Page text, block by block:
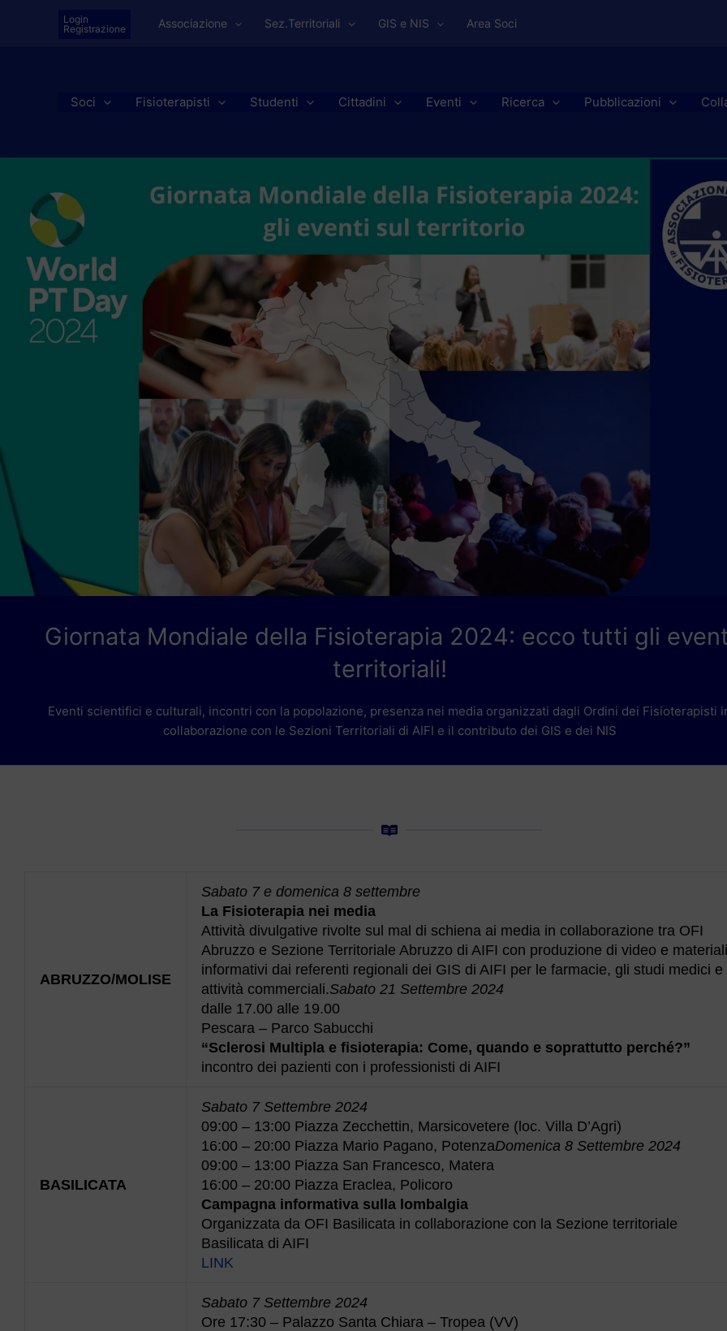
Login
Registrazione
Associazione Sez.Territoriali GIS e NIS Area Soci
Soci Fisioterapisti Studenti Cittadini Eventi Ricerca Pubblicazioni
Giornata Mondiale della Fisioterapia 2024: ecco tutti gli
territoriali!
Eventi scientifici e culturali, incontri con la popolazione, presenza nei media organizzati dagli Ordini dei Fisioterapisti
collaborazione con le Sezioni Territoriali di AIFI e il contributo dei GIS e dei NIS
ABRUZZO/MOLISE
Sabato 7 e domenica 8 settembre
La Fisioterapia nei media
Attività divulgative rivolte sul mal di schiena ai media in collaborazione tra OFI
Abruzzo e Sezione Territoriale Abruzzo di AIFI con produzione di video e materiali
informativi dai referenti regionali dei GIS di AIFI per le farmacie, gli studi medici e
attività commerciali.Sabato 21 Settembre 2024
dalle 17.00 alle 19.00
Pescara – Parco Sabucchi
“Sclerosi Multipla e fisioterapia: Come, quando e soprattutto perché?”
incontro dei pazienti con i professionisti di AIFI
BASILICATA
Sabato 7 Settembre 2024
09:00 – 13:00 Piazza Zecchettin, Marsicovetere (loc. Villa D’Agri)
16:00 – 20:00 Piazza Mario Pagano, PotenzaDomenica 8 Settembre 2024
09:00 – 13:00 Piazza San Francesco, Matera
16:00 – 20:00 Piazza Eraclea, Policoro
Campagna informativa sulla lombalgia
Organizzata da OFI Basilicata in collaborazione con la Sezione territoriale
Basilicata di AIFI
LINK
Sabato 7 Settembre 2024
Ore 17:30 – Palazzo Santa Chiara – Tropea (VV)